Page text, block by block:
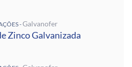
-Galvanofer
Zinco Galvanizada